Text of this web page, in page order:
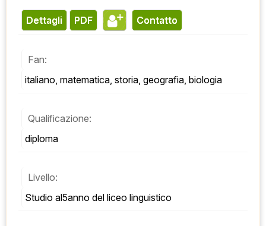
Dettagli PDF contatto
Fan:
italiano, matematica, storia, geografia, biologia
Qualificazione:
diploma
Livello:
Studio al5anno del liceo linguistico